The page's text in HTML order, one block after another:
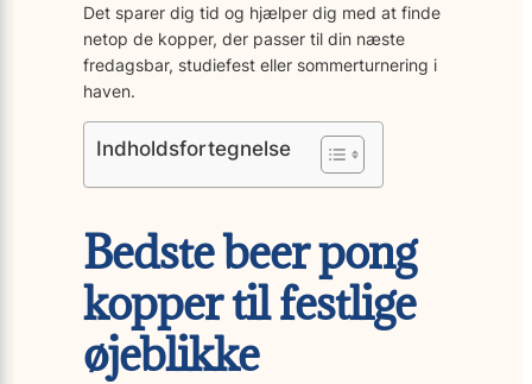
Det sparer dig tid og hjælper dig med at finde
netop de kopper, der passer til din næste
fredagsbar, studiefest eller sommer­turnering i
haven.
Indholdsfortegnelse
Bedste beer pong
kopper til festlige
øjeblikke